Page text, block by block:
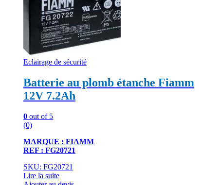
Eclairage de sécurité
Batterie au plomb étanche Fiamm
12V 7.2Ah
0 out of 5
(0)
MARQUE : FIAMM
REF : FG20721
SKU: FG20721
Lire la suite